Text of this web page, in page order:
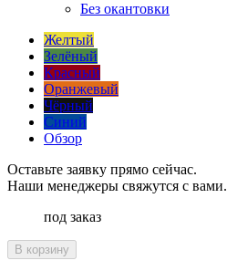
Без окантовки
Желтый
Зелёный
Красный
Оранжевый
Чёрный
Синий
Обзор
Оставьте заявку прямо сейчас.
Наши менеджеры свяжутся с вами.
под заказ
В корзину